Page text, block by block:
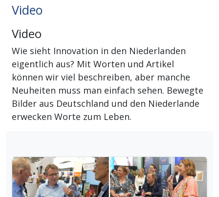
Video
Video
Wie sieht Innovation in den Niederlanden
eigentlich aus? Mit Worten und Artikel
können wir viel beschreiben, aber manche
Neuheiten muss man einfach sehen. Bewegte
Bilder aus Deutschland und den Niederlande
erwecken Worte zum Leben.